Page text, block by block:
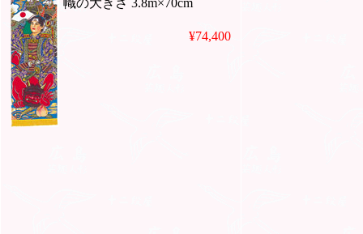
幟の大きさ 3.8m×70cm
¥74,400